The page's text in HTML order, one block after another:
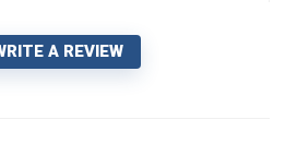
A REVIEW